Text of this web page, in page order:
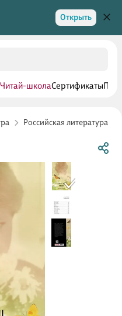
Открыть
Читай-школаСертификаты
Российская литература